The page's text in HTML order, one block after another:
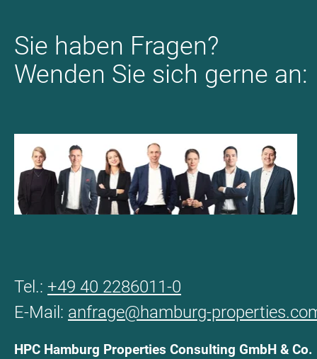
Sie haben Fragen?
Wenden Sie sich gerne an:
Tel.: +49 40 2286011-0
E-Mail: anfrage@hamburg-
HPC Hamburg Properties Consulting GmbH & Co.